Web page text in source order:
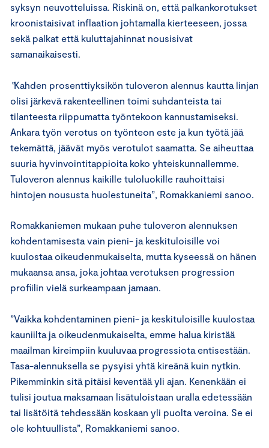
syksyn neuvotteluissa. Riskinä on, että palkankorotukset
kroonistaisivat inflaation johtamalla kierteeseen, jossa
sekä palkat että kuluttajahinnat nousisivat
samanaikaisesti.
”Kahden prosenttiyksikön tuloveron alennus kautta linjan
olisi järkevä rakenteellinen toimi suhdanteista tai
tilanteesta riippumatta työntekoon kannustamiseksi.
Ankara työn verotus on työnteon este ja kun työtä jää
tekemättä, jäävät myös verotulot saamatta. Se aiheuttaa
suuria hyvinvointitappioita koko yhteiskunnallemme.
Tuloveron alennus kaikille tuloluokille rauhoittaisi
hintojen noususta huolestuneita”, Romakkaniemi sanoo.
Romakkaniemen mukaan puhe tuloveron alennuksen
kohdentamisesta vain pieni- ja keskituloisille voi
kuulostaa oikeudenmukaiselta, mutta kyseessä on hänen
mukaansa ansa, joka johtaa verotuksen progression
profiilin vielä surkeampaan jamaan.
”Vaikka kohdentaminen pieni- ja keskituloisille kuulostaa
kauniilta ja oikeudenmukaiselta, emme halua kiristää
maailman kireimpiin kuuluvaa progressiota entisestään.
Tasa-alennuksella se pysyisi yhtä kireänä kuin nytkin.
Pikemminkin sitä pitäisi keventää yli ajan. Kenenkään ei
tulisi joutua maksamaan lisätuloistaan uralla edetessään
tai lisätöitä tehdessään koskaan yli puolta veroina. Se ei
ole kohtuullista”, Romakkaniemi sanoo.